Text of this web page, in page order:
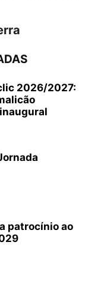
2026/2027:
patrocínio ao